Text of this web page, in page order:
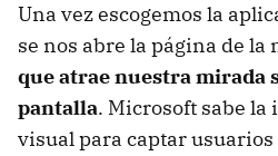
Una vez escogemos la
se nos abre la página de la
que atrae nuestra mirada
pantalla. Microsoft sabe
visual para captar usuarios